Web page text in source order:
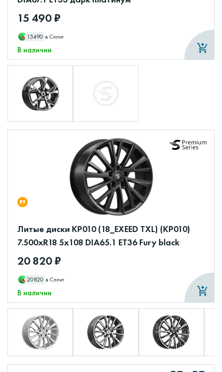
15 490 ₽
15490 в Сплит
В наличии
Литые диски КР010 (18_EXEED TXL) (КР010)
7.500xR18 5x108 DIA65.1 ET36 Fury black
20 820 ₽
20820 в Сплит
В наличии